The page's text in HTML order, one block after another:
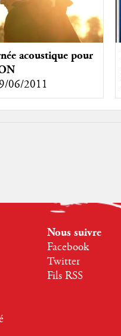
acoustique pour
06/2011
Nous suivre
Facebook
Twitter
Fils RSS